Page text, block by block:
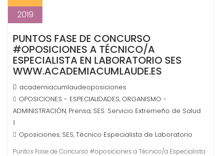
2019
PUNTOS FASE DE CONCURSO
#OPOSICIONES A TÉCNICO/A
ESPECIALISTA EN LABORATORIO SES
WWW.ACADEMIACUMLAUDE.ES
academiacumlaudeoposiciones
OPOSICIONES - ESPECIALIDADES, ORGANISMO -
ADMINISTRACIÓN, Prensa, SES. Servicio Extremeño de Salud
1
Oposiciones, SES,Técnico Especialista de Laboratorio
Puntos Fase de Concurso #oposiciones a Técnico/a Especialista